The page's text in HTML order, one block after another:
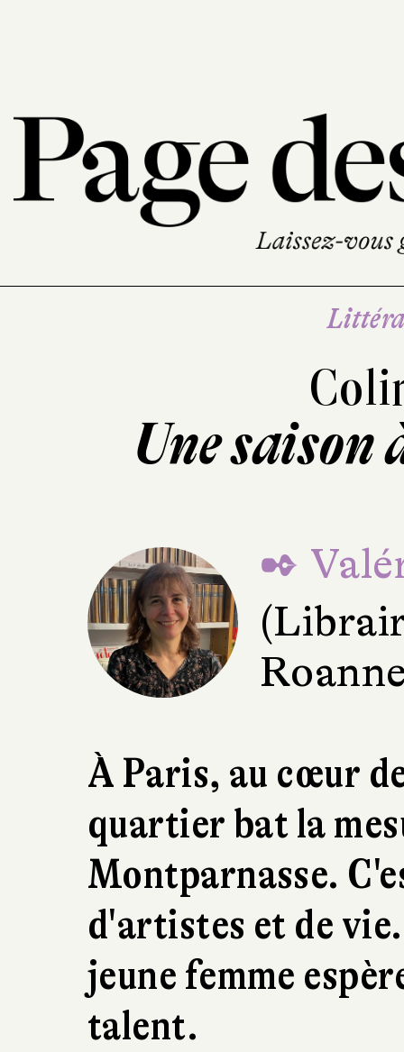
Une saison
✒
À Paris, au cœur
quartier bat la
Montparnasse.
d'artistes et de
jeune femme
talent.